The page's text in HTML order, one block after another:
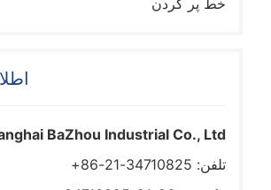
خط پر کردن
BaZhou Industrial Co., Ltd.
تلفن: 34710825-21-86+